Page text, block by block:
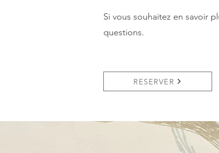
Si vous souhaitez en savoir
questions.
RESERVER